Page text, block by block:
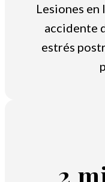
Lesiones
accidente
estrés
2